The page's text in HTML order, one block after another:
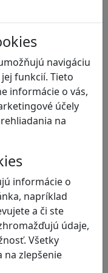
navigáciu
funkcií. Tieto
informácie o vás,
účely
na
informácie o
napríklad
a či ste
údaje,
Všetky
na zlepšenie
keď budete
alternatívne
me